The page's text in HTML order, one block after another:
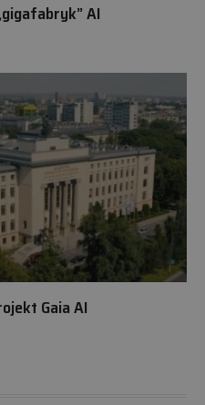
AI
Gaia AI